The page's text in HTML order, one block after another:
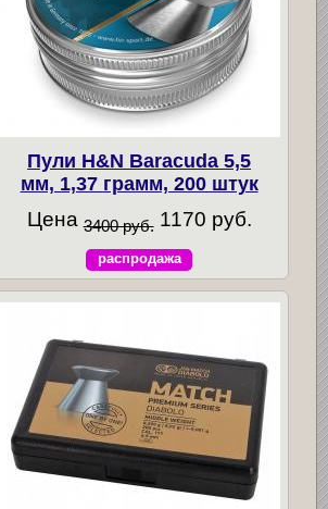
Пули H&N Baracuda 5,5
мм, 1,37 грамм, 200 штук
Цена 3400 руб. 1170 руб.
распродажа